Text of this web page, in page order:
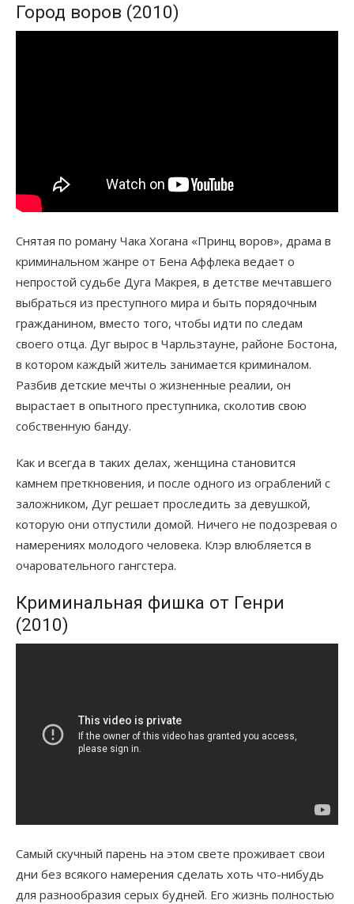
Город воров (2010)
Снятая по роману Чака Хогана «Принц воров», драма в
криминальном жанре от Бена Аффлека ведает о
непростой судьбе Дуга Макрея, в детстве мечтавшего
выбраться из преступного мира и быть порядочным
гражданином, вместо того, чтобы идти по следам
своего отца. Дуг вырос в Чарльзтауне, районе Бостона,
в котором каждый житель занимается криминалом.
Разбив детские мечты о жизненные реалии, он
вырастает в опытного преступника, сколотив свою
собственную банду.
Как и всегда в таких делах, женщина становится
камнем преткновения, и после одного из ограблений с
заложником, Дуг решает проследить за девушкой,
которую они отпустили домой. Ничего не подозревая о
намерениях молодого человека. Клэр влюбляется в
очаровательного гангстера.
Криминальная фишка от Генри
(2010)
Самый скучный парень на этом свете проживает свои
дни без всякого намерения сделать хоть что-нибудь
для разнообразия серых будней. Его жизнь полностью